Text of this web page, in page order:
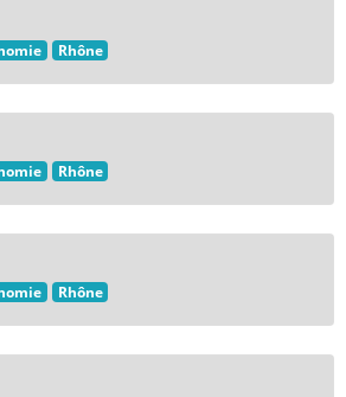
Rhône
Rhône
Rhône